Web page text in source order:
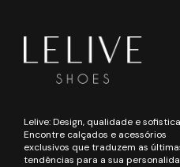
Lelive: Design, qualidade e
Encontre calçados e acessórios
exclusivos que traduzem as
tendências para a sua